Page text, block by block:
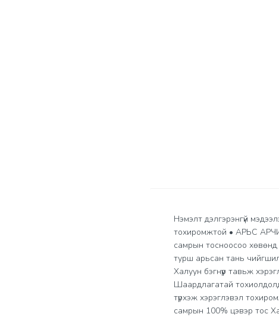
Нэмэлт дэлгэрэнгүй
тохиромжтой • АРЬС
самрын тосноосоо
турш арьсан тань
Халуун бэгнүүр тавьж
Шаардлагатай
түрхэж хэрэглэвэл
самрын 100% цэвэр тос